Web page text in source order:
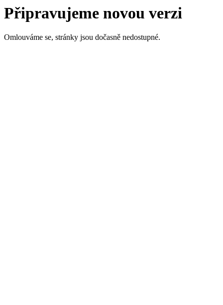
Připravujeme novou verzi
Omlouváme se, stránky jsou dočasně nedostupné.